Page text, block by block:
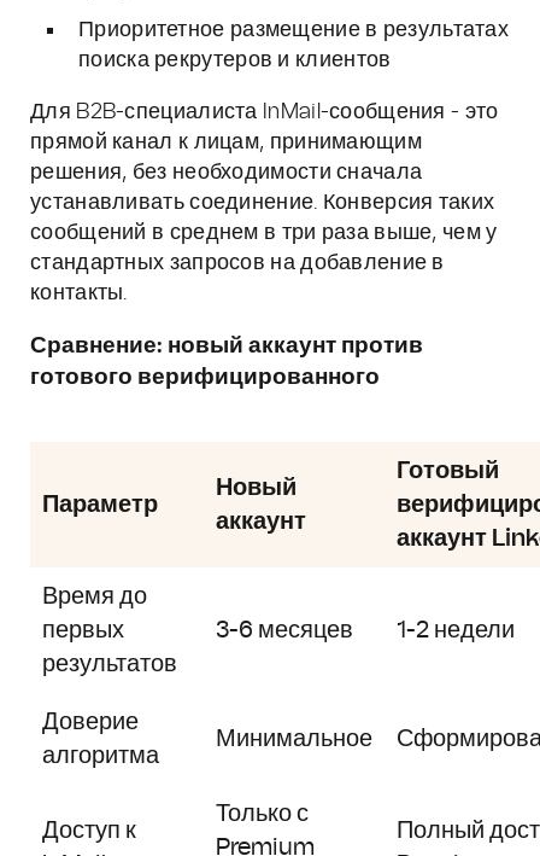
Приоритетное размещение в результатах
поиска рекрутеров и клиентов
Для B2B-специалиста InMail-сообщения - это
прямой канал к лицам, принимающим
решения, без необходимости сначала
устанавливать соединение. Конверсия таких
сообщений в среднем в три раза выше, чем у
стандартных запросов на добавление в
контакты.
Сравнение: новый аккаунт против
готового верифицированного
Параметр
Новый
аккаунт
Готовый
аккаунт
Время до
первых
результатов
3-6 месяцев 1-2 недели
Доверие
алгоритма
Минимальное
Доступ к
Только с
Premium
Полный